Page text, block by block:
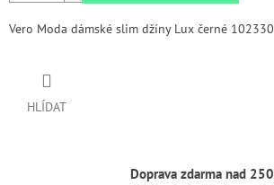
Vero Moda dámské slim džíny Lux černé
HLÍDAT
Doprava zdarma nad